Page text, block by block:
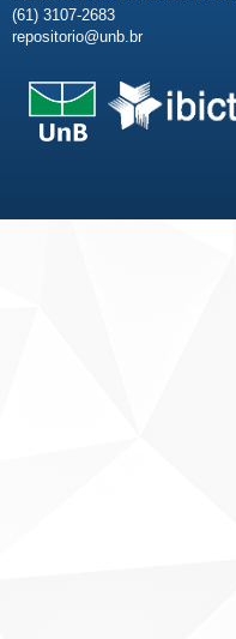
(61) 3107-2683
repositorio@unb.br